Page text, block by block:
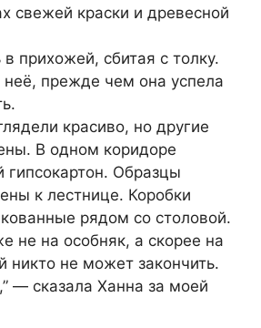
свежей краски и древесной
прихожей, сбитая с толку.
прежде чем она успела
красиво, но другие
В одном коридоре
гипсокартон. Образцы
к лестнице. Коробки
рядом со столовой.
не на особняк, а скорее на
никто не может закончить.
— сказала Ханна за моей